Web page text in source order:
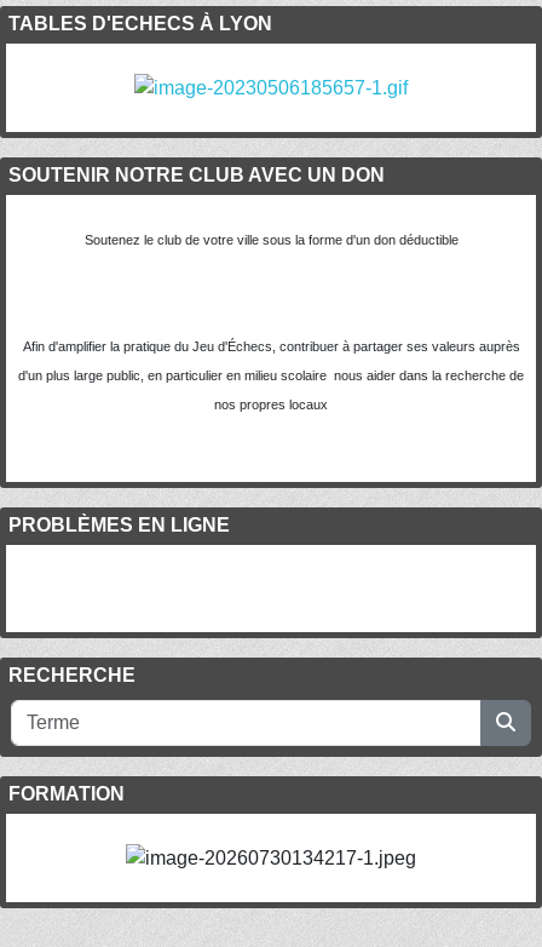
TABLES D'ECHECS À LYON
SOUTENIR NOTRE CLUB AVEC UN DON
Soutenez le club de votre ville sous la forme d'un don déductible
Afin d'amplifier la pratique du Jeu d'Échecs, contribuer à partager ses valeurs auprès
d'un plus large public, en particulier en milieu scolaire nous aider dans la recherche de
nos propres locaux
PROBLÈMES EN LIGNE
RECHERCHE
FORMATION